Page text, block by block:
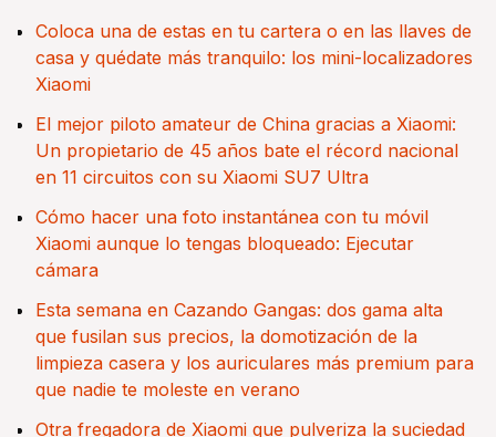
Coloca una de estas en tu cartera o en las llaves de
casa y quédate más tranquilo: los mini-localizadores
Xiaomi
El mejor piloto amateur de China gracias a Xiaomi:
Un propietario de 45 años bate el récord nacional
en 11 circuitos con su Xiaomi SU7 Ultra
Cómo hacer una foto instantánea con tu móvil
Xiaomi aunque lo tengas bloqueado: Ejecutar
cámara
Esta semana en Cazando Gangas: dos gama alta
que fusilan sus precios, la domotización de la
limpieza casera y los auriculares más premium para
que nadie te moleste en verano
Otra fregadora de Xiaomi que pulveriza la suciedad